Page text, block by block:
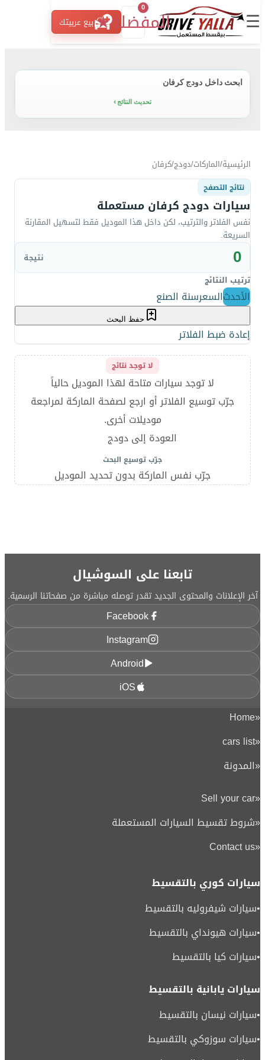
☰ المفضلة
0
★ بيع عربيتك
ابحث داخل دودج كرفان
تحديث النتائج
الرئيسية/الماركات/دودج/كرفان
نتائج التصفح
سيارات دودج كرفان مستعملة
نفس الفلاتر والترتيب، لكن داخل هذا الموديل فقط لتسهيل المقارنة
السريعة.
0
نتيجة
ترتيب النتائج
الأحدثالسعرسنة الصنع
حفظ البحث
إعادة ضبط الفلاتر
لا توجد نتائج
لا توجد سيارات متاحة لهذا الموديل حالياً
جرّب توسيع الفلاتر أو ارجع لصفحة الماركة لمراجعة
موديلات أخرى.
العودة إلى دودج
جرّب توسيع البحث
جرّب نفس الماركة بدون تحديد الموديل
تابعنا على السوشيال
آخر الإعلانات والمحتوى الجديد تقدر توصله مباشرة من صفحاتنا الرسمية.
Facebook
Instagram
Android
iOS
«
Home
«
cars list
«المدونة
«
Sell your car
«شروط تقسيط السيارات المستعملة
«
Contact us
سيارات كوري بالتقسيط
•سيارات شيفروليه بالتقسيط
•سيارات هيونداي بالتقسيط
•سيارات كيا بالتقسيط
سيارات يابانية بالتقسيط
•سيارات نيسان بالتقسيط
•سيارات سوزوكي بالتقسيط